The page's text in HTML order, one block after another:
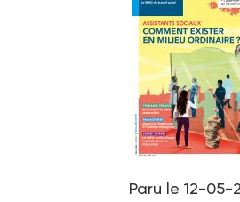
Paru le 12-05-